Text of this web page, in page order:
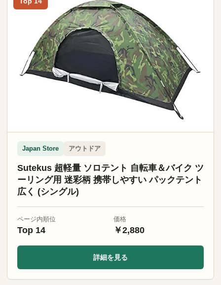
Japan Store アウトドア
Sutekus 超軽量 ソロテント 自転車＆バイク ツ
ーリング用 迷彩柄 携帯しやすい パックテント
広く (シングル)
ページ内順位
Top 14
価格
￥2,880
詳細を見る